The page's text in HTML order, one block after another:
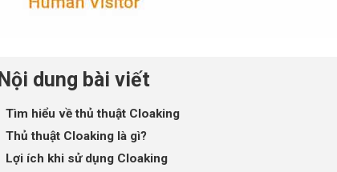
Nội dung bài viết
Tìm hiểu về thủ thuật Cloaking
Thủ thuật Cloaking là gì?
Lợi ích khi sử dụng Cloaking